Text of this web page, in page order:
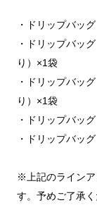
・ドリップバッ
・ドリップバッ
り）×1袋
・ドリップバッ
り）×1袋
・ドリップバッ
・ドリップバッ
※上記のラインア
す。予めご了承く